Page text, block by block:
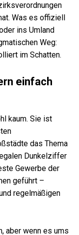
Was es offiziell
ins Umland
Weg:
im Schatten.
einfach
kaum. Sie ist
das Thema
Dunkelziffer
Gewerbe der
geführt –
regelmäßigen
aber wenn es ums